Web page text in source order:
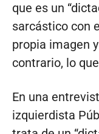
que es un
sarcástico con
propia imagen
contrario, lo
En una
izquierdista